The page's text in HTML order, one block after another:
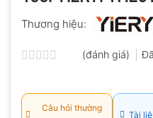
Thương hiệu:
hạng
(đánh giá)
Câu hỏi thường
Tài